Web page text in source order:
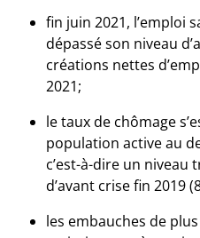
fin juin 2021, l’emploi
dépassé son niveau
créations nettes
2021;
le taux de chômage
population active au
c’est-à-dire un niveau
d’avant crise fin 2019
les embauches de